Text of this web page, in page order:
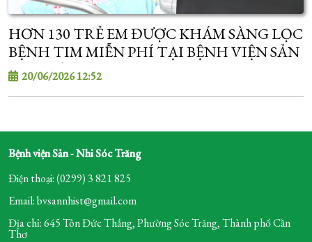
HƠN 130 TRẺ EM ĐƯỢC KHÁM SÀNG LỌC
BỆNH TIM MIỄN PHÍ TẠI BỆNH VIỆN SẢN
- NHI SÓC TRĂNG
20/06/2026 12:52
Bệnh viện Sản - Nhi Sóc Trăng
Điện thoại: (0299) 3 821 825
Email: bvsannhist@gmail.com
Địa chỉ: 645 Tôn Đức Thắng, Phường Sóc Trăng,Thành phố Cần
Thơ